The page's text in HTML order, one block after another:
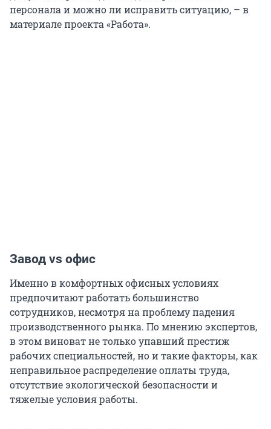
персонала и можно ли исправить ситуацию, – в
материале проекта «Работа».
Завод vs офис
Именно в комфортных офисных условиях
предпочитают работать большинство
сотрудников, несмотря на проблему падения
производственного рынка. По мнению экспертов,
в этом виноват не только упавший престиж
рабочих специальностей, но и такие факторы, как
неправильное распределение оплаты труда,
отсутствие экологической безопасности и
тяжелые условия работы.